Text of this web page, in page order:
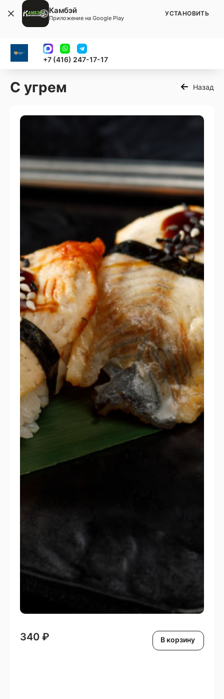
+7 (416) 247-17-17
С угрем Назад
340 ₽ В корзину
Камбэй
Приложение на Google Play
УСТАНОВИТЬ